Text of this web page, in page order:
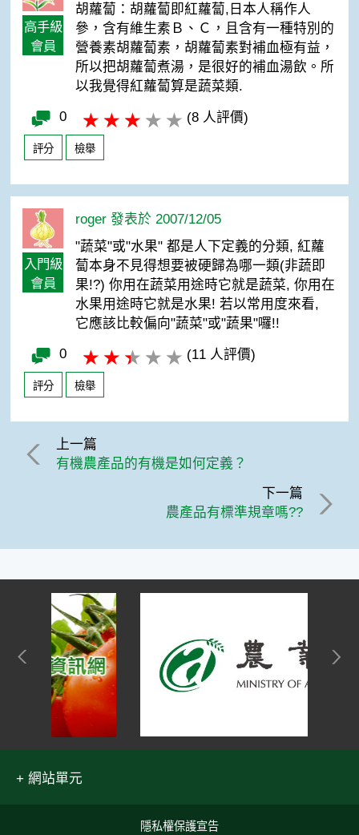
高手級
會員
胡蘿蔔：胡蘿蔔即紅蘿蔔,日本人稱作人
參，含有維生素Ｂ、Ｃ，且含有一種特別的
營養素胡蘿蔔素，胡蘿蔔素對補血極有益，
所以把胡蘿蔔煮湯，是很好的補血湯飲。所
以我覺得紅蘿蔔算是蔬菜類.
0 (8 人評價)
評分 檢舉
入門級
會員
roger 發表於 2007/12/05
"蔬菜"或"水果" 都是人下定義的分類, 紅蘿
蔔本身不見得想要被硬歸為哪一類(非蔬即
果!?) 你用在蔬菜用途時它就是蔬菜, 你用在
水果用途時它就是水果! 若以常用度來看,
它應該比較偏向"蔬菜"或"蔬果"囉!!
0 (11 人評價)
評分 檢舉
上一篇
有機農產品的有機是如何定義？
下一篇
農產品有標準規章嗎??
網站單元
隱私權保護宣告